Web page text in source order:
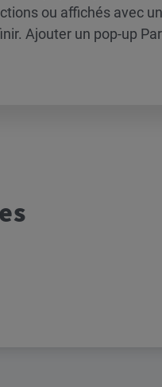
ou affichés avec
Ajouter un pop-up